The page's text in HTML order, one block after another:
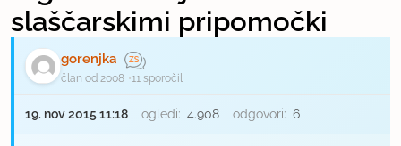
slaščarskimi pripomočki
gorenjka
član od 2008 11 sporočil
19. nov 2015 11:18 ogledi: 4.908 odgovori: 6